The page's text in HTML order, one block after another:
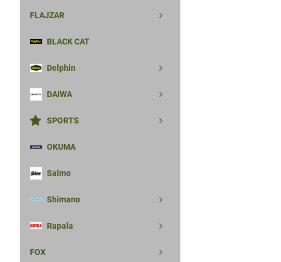
FLAJZAR
BLACK CAT
Delphin
DAIWA
SPORTS
OKUMA
Salmo
Shimano
Rapala
FOX